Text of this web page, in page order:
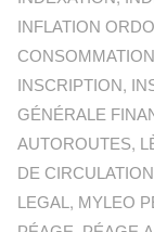
INFLATION
INSCRIPTION,
GÉNÉRALE
AUTOROUTES,
DE CIRCULATION
LEGAL, MYLEO